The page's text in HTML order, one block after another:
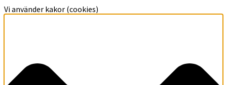
Vi använder kakor (cookies)